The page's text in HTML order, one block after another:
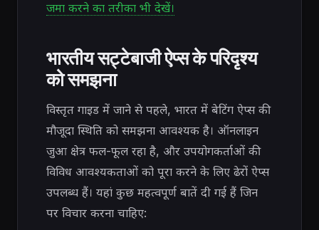
जमा करने का तरीका भी देखें।
भारतीय सट्टेबाजी ऐप्स के परिदृश्य
को समझना
विस्तृत गाइड में जाने से पहले, भारत में बेटिंग ऐप्स की
मौजूदा स्थिति को समझना आवश्यक है। ऑनलाइन
जुआ क्षेत्र फल-फूल रहा है, और उपयोगकर्ताओं की
विविध आवश्यकताओं को पूरा करने के लिए ढेरों ऐप्स
उपलब्ध हैं। यहां कुछ महत्वपूर्ण बातें दी गई हैं जिन
पर विचार करना चाहिए: